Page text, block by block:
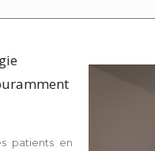
patients en